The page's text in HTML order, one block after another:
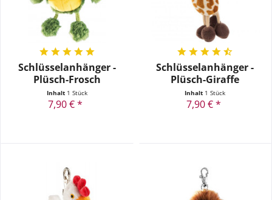
Schlüsselanhänger -
Plüsch-Frosch
Inhalt 1 Stück
7,90 € *
Schlüsselanhänger -
Plüsch-Giraffe
Inhalt 1 Stück
7,90 € *